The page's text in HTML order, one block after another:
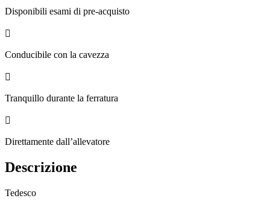
Disponibili esami di pre-acquisto

Conducibile con la cavezza

Tranquillo durante la ferratura

Direttamente dall’allevatore
Descrizione
Tedesco